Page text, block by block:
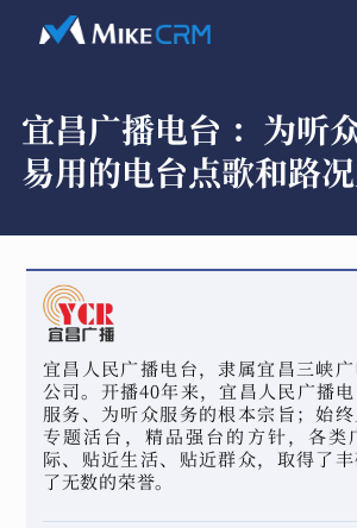
宜昌广播电台 ： 为听
易用的电台点歌和路
宜昌人民广播电台，隶属宜昌三峡
公司。开播40年来，宜昌人民广播
服务、为听众服务的根本宗旨；始终
专题活台，精品强台的方针，各类
际、贴近生活、贴近群众，取得了
了无数的荣誉。